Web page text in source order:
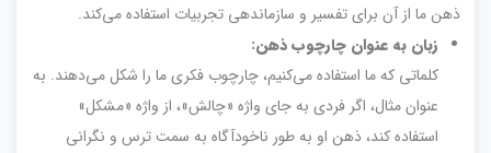
ذهن ما از آن برای تفسیر و سازماندهی تجربیات استفاده می‌کند.
زبان به عنوان چارچوب ذهن:
کلماتی که ما استفاده می‌کنیم، چارچوب فکری ما را شکل می‌دهند. به
عنوان مثال، اگر فردی به جای واژه «چالش»، از واژه «مشکل»
استفاده کند، ذهن او به طور ناخودآگاه به سمت ترس و نگرانی